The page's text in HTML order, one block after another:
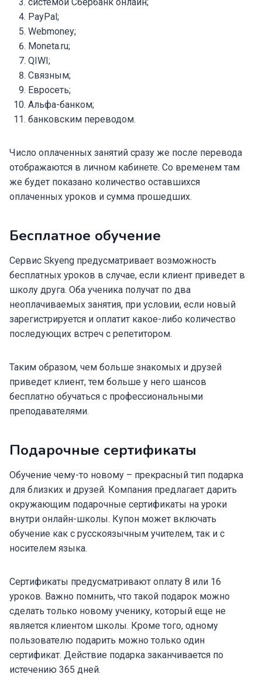
PayPal;
Webmoney;
Moneta.ru;
QIWI;
Связным;
Евросеть;
Альфа-банком;
банковским переводом.
Число оплаченных занятий сразу же после перевода
отображаются в личном кабинете. Со временем там
же будет показано количество оставшихся
оплаченных уроков и сумма прошедших.
Бесплатное обучение
Сервис Skyeng предусматривает возможность
бесплатных уроков в случае, если клиент приведет в
школу друга. Оба ученика получат по два
неоплачиваемых занятия, при условии, если новый
зарегистрируется и оплатит какое-либо количество
последующих встреч с репетитором.
Таким образом, чем больше знакомых и друзей
приведет клиент, тем больше у него шансов
бесплатно обучаться с профессиональными
преподавателями.
Подарочные сертификаты
Обучение чему-то новому – прекрасный тип подарка
для близких и друзей. Компания предлагает дарить
окружающим подарочные сертификаты на уроки
внутри онлайн-школы. Купон может включать
обучение как с русскоязычным учителем, так и с
носителем языка.
Сертификаты предусматривают оплату 8 или 16
уроков. Важно помнить, что такой подарок можно
сделать только новому ученику, который еще не
является клиентом школы. Кроме того, одному
пользователю подарить можно только один
сертификат. Действие подарка заканчивается по
истечению 365 дней.